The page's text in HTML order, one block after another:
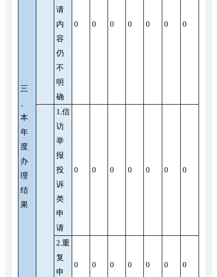
三
本
年
度
办
理
结
果
请
内
容
仍
不
明
确
0 0 0 0 0 0 0
1.信
访
举
报
投
诉
类
申
请
0 0 0 0 0 0 0
2.重
复
申
0 0 0 0 0 0 0